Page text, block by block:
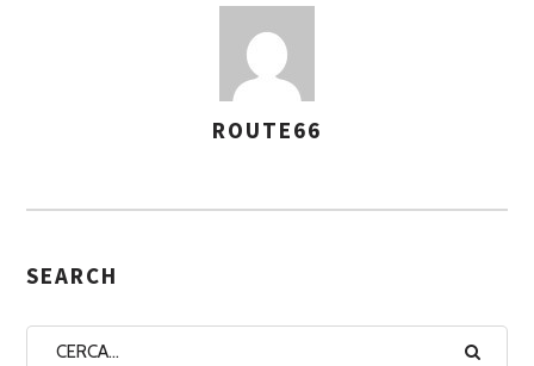
S
G
ROUTE66
SEARCH